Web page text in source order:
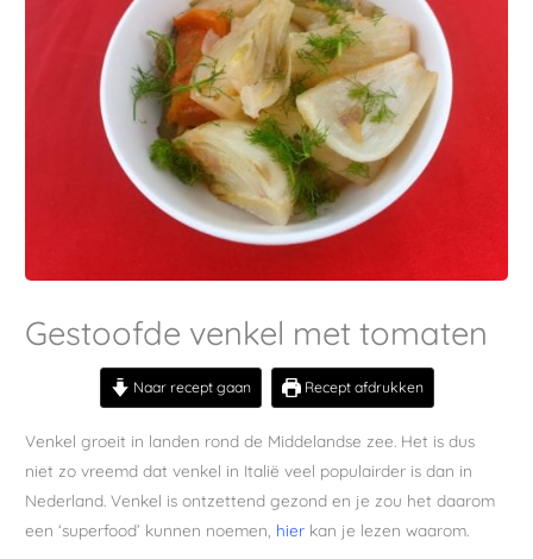
Gestoofde venkel met tomaten
Naar recept gaan Recept afdrukken
Venkel groeit in landen rond de Middelandse zee. Het is dus
niet zo vreemd dat venkel in Italië veel populairder is dan in
Nederland. Venkel is ontzettend gezond en je zou het daarom
een ‘superfood’ kunnen noemen, hier kan je lezen waarom.